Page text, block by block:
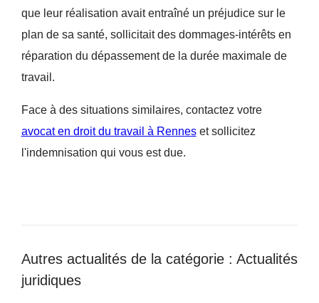
que leur réalisation avait entraîné un préjudice sur le
plan de sa santé, sollicitait des dommages-intérêts en
réparation du dépassement de la durée maximale de
travail.
Face à des situations similaires, contactez votre
avocat en droit du travail à Renneset sollicitez
l'indemnisation qui vous est due.
Autres actualités de la catégorie : Actualités
juridiques